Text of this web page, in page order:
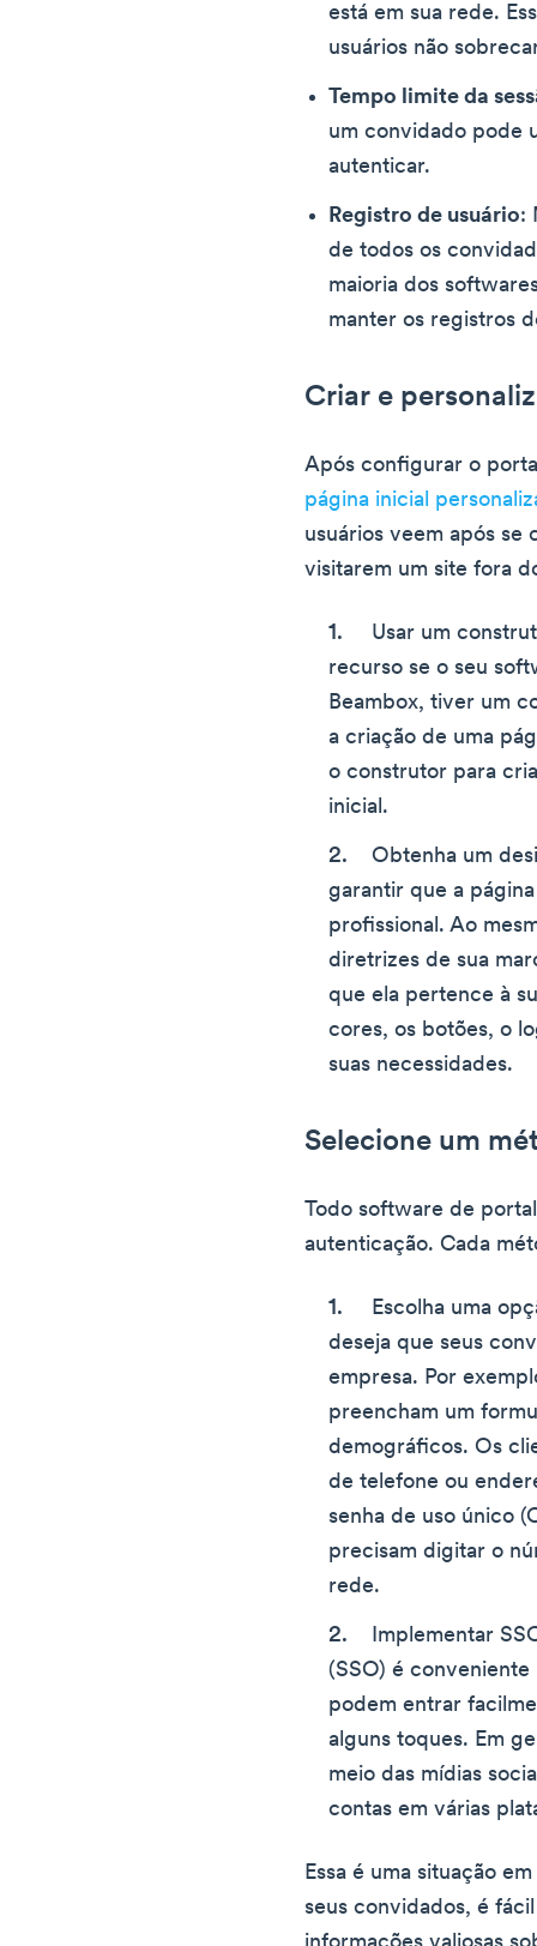
está em sua rede.
usuários não
Tempo limite da
um convidado pode
autenticar.
Registro de usuário:
de todos os
maioria dos
manter os registros
Criar e
Após configurar o
página inicial
usuários veem após se
visitarem um site fora
Usar um
recurso se o seu
Beambox, tiver um
a criação de uma
o construtor para
inicial.
Obtenha um
garantir que a
profissional. Ao
diretrizes de sua
que ela pertence à
cores, os botões, o
suas necessidades.
Selecione um
Todo software de
autenticação. Cada
Escolha uma
deseja que seus
empresa. Por
preencham um
demográficos. Os
de telefone ou
senha de uso único
precisam digitar o
rede.
Implementar
(SSO) é conveniente
podem entrar
alguns toques. Em
meio das mídias
contas em várias
Essa é uma situação
seus convidados, é